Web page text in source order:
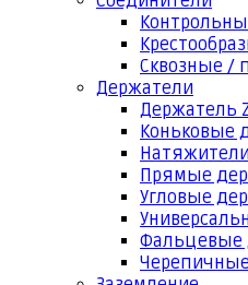
Сквозные /
Держатели
Держатель
Коньковые
Прямые
Угловые
Фальцевые